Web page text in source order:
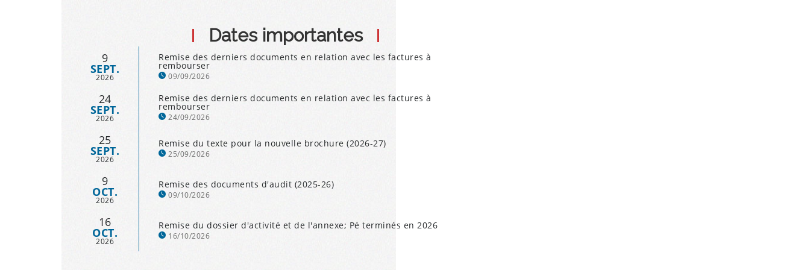
Dates importantes
9
SEPT.
2026
Remise des derniers documents en relation avec les factures à
rembourser
09/09/2026
24
SEPT.
2026
Remise des derniers documents en relation avec les factures à
rembourser
24/09/2026
25
SEPT.
2026
Remise du texte pour la nouvelle brochure (2026-27)
25/09/2026
9
OCT.
2026
Remise des documents d'audit (2025-26)
09/10/2026
16
OCT.
2026
Remise du dossier d'activité et de l'annexe; Pé terminés en 2026
16/10/2026